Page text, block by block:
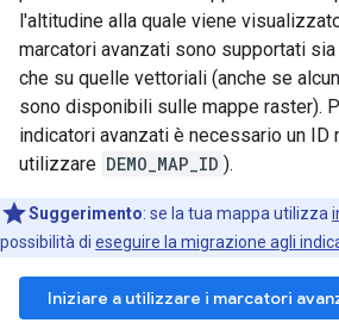
l'altitudine alla quale viene
marcatori avanzati sono supportati
che su quelle vettoriali (anche se
sono disponibili sulle mappe raster).
indicatori avanzati è necessario un
utilizzare DEMO_MAP_ID ).
Suggerimento: se la tua mappa utilizza
possibilità di eseguire la migrazione agli
Iniziare a utilizzare i marcatori